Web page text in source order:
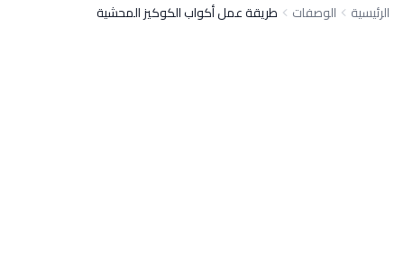
الرئيسية الوصفات طريقة عمل أكواب الكوكيز المحشية